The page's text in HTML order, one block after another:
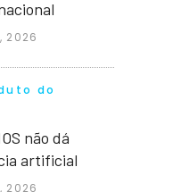
2026
do
não dá
artificial
2026